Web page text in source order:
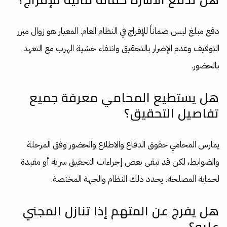
دفع مبلغ ليس ضماناً للإفراج في النظام العام. المعيار هو زوال مبرر
التوقيف وعدم الإضرار بالتحقيق وانتفاء خشية الهرب مع التعهد
بالحضور.
هل يستطيع المحامي معرفة جميع
تفاصيل التحقيق؟
يمارس المحامي حقوق الدفاع والاطلاع والحضور وفق المرحلة
والضوابط، لكن قد تبقى بعض إجراءات التحقيق سرية أو مقيدة
لحماية المصلحة. يحدد ذلك النظام والجهة المختصة.
هل يفرج عن المتهم إذا تنازل المجني